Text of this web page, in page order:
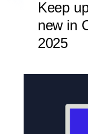
Keep
new in
2025